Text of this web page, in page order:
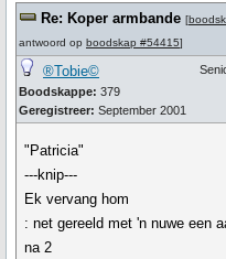
Re: Koper armbande [
antwoord op boodskap #54415]
®Tobie©
Boodskappe: 379
Geregistreer: September 2001
"Patricia"
---knip---
Ek vervang hom
: net gereeld met 'n nuwe een
na 2